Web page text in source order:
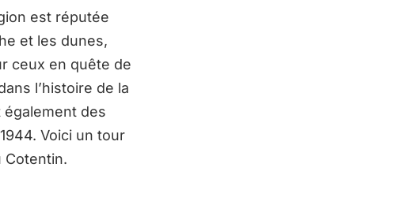
est réputée
et les dunes,
ceux en quête de
l’histoire de la
des
Voici un tour
Cotentin.